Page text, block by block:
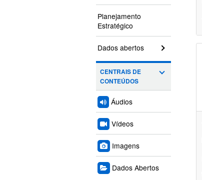
Planejamento
Estratégico
Dados abertos
CENTRAIS DE
CONTEÚDOS
Áudios
Vídeos
Imagens
Dados Abertos